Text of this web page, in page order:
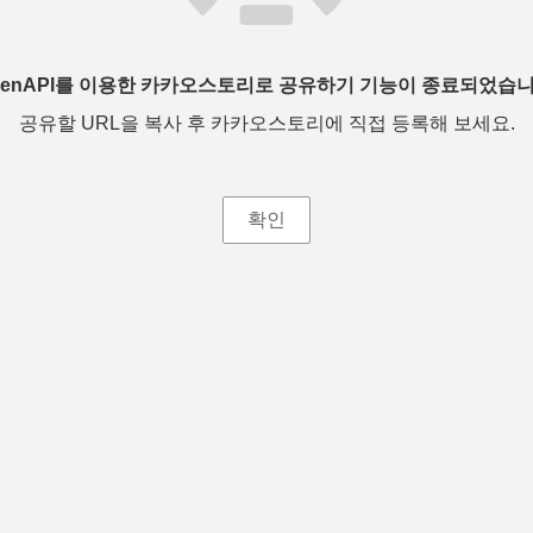
를 이용한 카카오스토리로 공유하기 기능이 종료되었습
공유할 URL을 복사 후 카카오스토리에 직접 등록해 보세요.
확인